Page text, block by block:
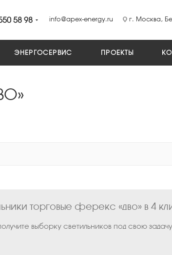
58 98 info@apex-energy.ru г. Москва,
ЭНЕРГОСЕРВИС ПРОЕКТЫ
торговые ферекс «дво» в 4
выборку светильников под свою задачу